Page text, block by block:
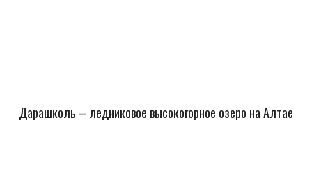
Дарашколь – ледниковое высокогорное озеро на Алтае